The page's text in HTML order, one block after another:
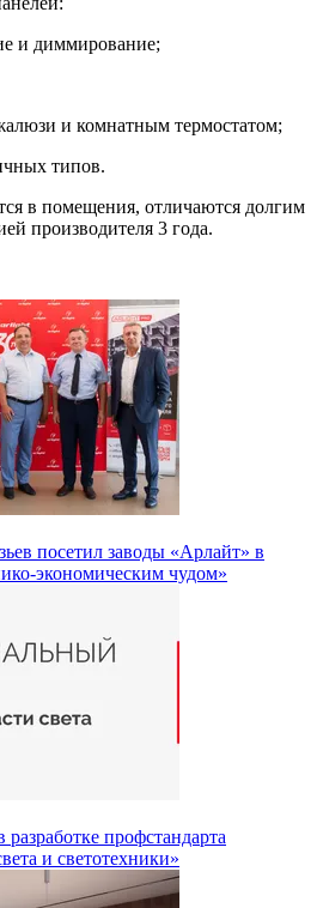
и диммирование;
и комнатным термостатом;
типов.
в помещения, отличаются долгим
производителя 3 года.
посетил заводы «Арлайт» в
экономическим чудом»
профстандарта
и светотехники»